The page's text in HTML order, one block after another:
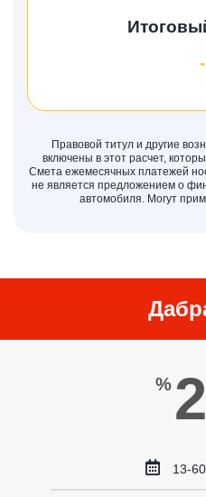
-
Правовой титул и другие
включены в этот расчет,
Смета ежемесячных платежей
не является предложением о
автомобиля. Могут
%
13-